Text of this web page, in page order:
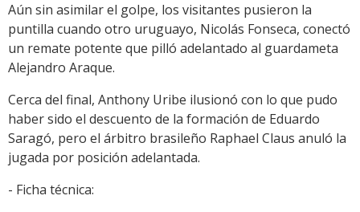
Aún sin asimilar el golpe, los visitantes pusieron la
puntilla cuando otro uruguayo, Nicolás Fonseca, conectó
un remate potente que pilló adelantado al guardameta
Alejandro Araque.
Cerca del final, Anthony Uribe ilusionó con lo que pudo
haber sido el descuento de la formación de Eduardo
Saragó, pero el árbitro brasileño Raphael Claus anuló la
jugada por posición adelantada.
- Ficha técnica: